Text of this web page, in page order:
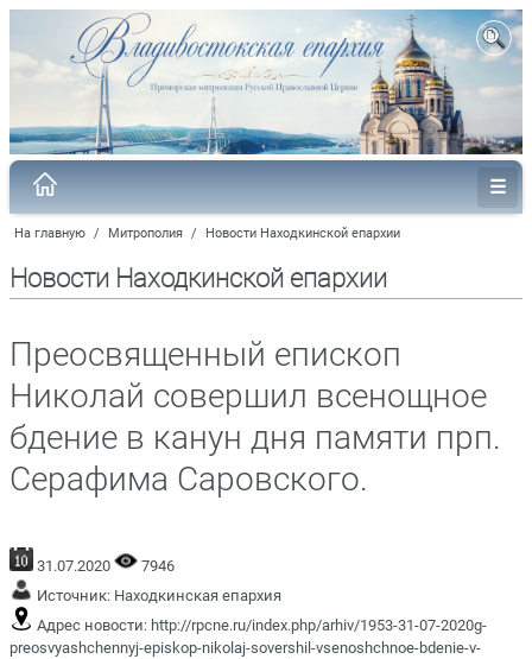
На главную / Митрополия / Новости Находкинской епархии
Новости Находкинской епархии
Преосвященный епископ
Николай совершил всенощное
бдение в канун дня памяти прп.
Серафима Саровского.
31.07.2020
7946
Источник: Находкинская епархия
Адрес новости: http://rpcne.ru/index.php/arhiv/1953-31-07-2020g-
preosvyashchennyj-episkop-nikolaj-sovershil-vsenoshchnoe-bdenie-v-